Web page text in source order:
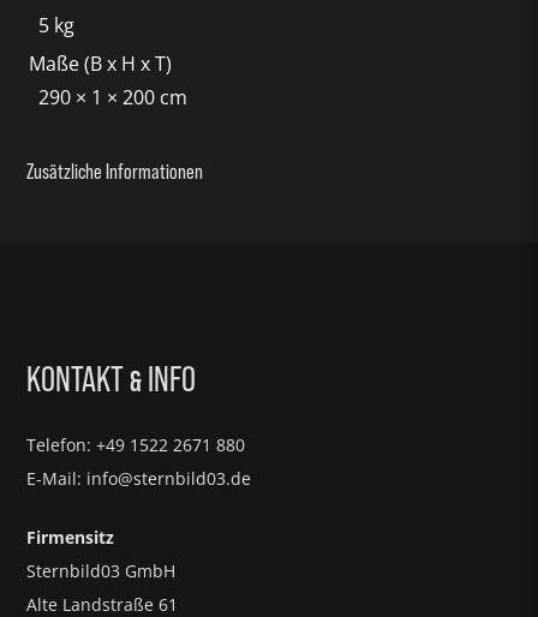
5 kg
Maße (B x H x T)
290 × 1 × 200 cm
Zusätzliche Informationen
KONTAKT& INFO
Telefon: +49 1522 2671 880
E-Mail: info@sternbild03.de
Firmensitz
Sternbild03 GmbH
Alte Landstraße 61